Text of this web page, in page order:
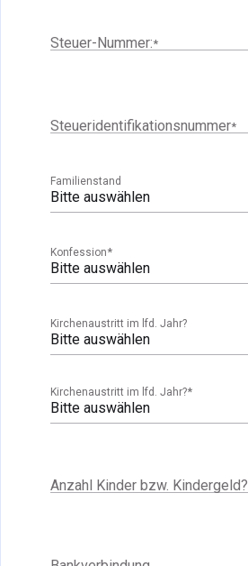
Steuer-Nummer:*
Steueridentifikationsnummer*
Bitte auswählen
Familienstand
Bitte auswählen
Konfession*
Kirchenaustritt im lfd. Jahr?
Bitte auswählen
Kirchenaustritt im lfd. Jahr?*
Bitte auswählen
Anzahl Kinder bzw. Kindergeld?